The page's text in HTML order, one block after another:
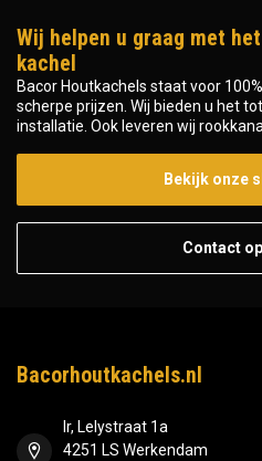
Wij helpen u graag met
kachel
Bacor Houtkachels staat voor
scherpe prijzen. Wij bieden u het
installatie. Ook leveren wij
Bekijk onze
Contact
Bacorhoutkachels.nl
Ir, Lelystraat 1a
4251 LS Werkendam